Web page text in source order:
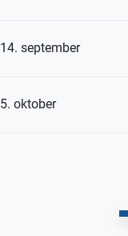
14. september
5. oktober